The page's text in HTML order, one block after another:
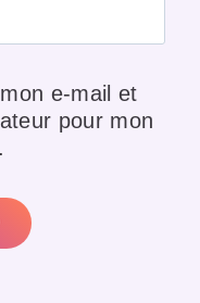
e-mail et
pour mon